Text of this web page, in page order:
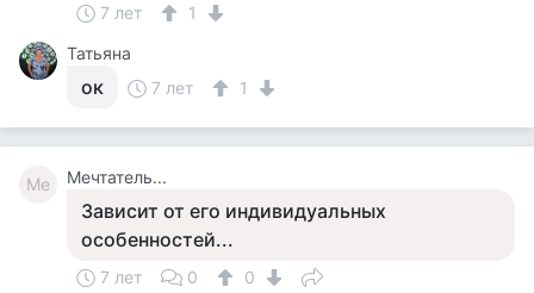
7 лет
1
Татьяна
ок 7 лет 1
Ме Мечтатель...
Зависит от его индивидуальных
особенностей...
7 лет 0 0